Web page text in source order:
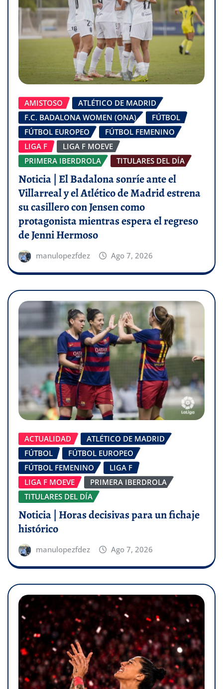
AMISTOSO
ATLÉTICO DE MADRID
F.C. BADALONA WOMEN (ONA)
FÚTBOL
FÚTBOL EUROPEO
FÚTBOL FEMENINO
LIGA F
LIGA F MOEVE
PRIMERA IBERDROLA
TITULARES DEL DÍA
Noticia | El Badalona sonríe ante el
Villarreal y el Atlético de Madrid estrena
su casillero con Jensen como
protagonista mientras espera el regreso
de Jenni Hermoso
manulopezfdez Ago 7, 2026
ACTUALIDAD
ATLÉTICO DE MADRID
FÚTBOL
FÚTBOL EUROPEO
FÚTBOL FEMENINO
LIGA F
LIGA F MOEVE
PRIMERA IBERDROLA
TITULARES DEL DÍA
Noticia | Horas decisivas para un fichaje
histórico
manulopezfdez Ago 7, 2026